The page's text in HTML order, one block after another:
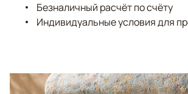
Безналичный расчёт по счёту
Индивидуальные условия для